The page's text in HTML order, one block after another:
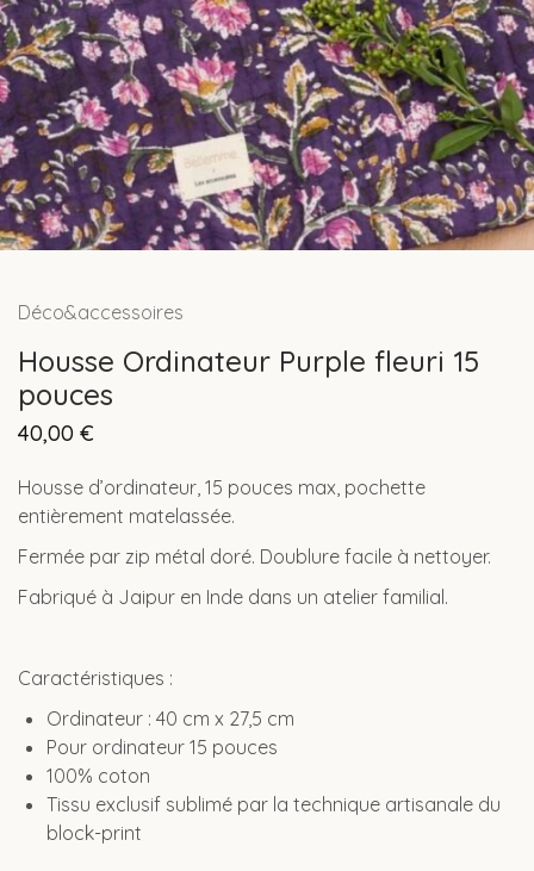
Déco&accessoires
Housse Ordinateur Purple fleuri 15
pouces
40,00 €
Housse d’ordinateur, 15 pouces max, pochette
entièrement matelassée.
Fermée par zip métal doré. Doublure facile à nettoyer.
Fabriqué à Jaipur en Inde dans un atelier familial.
Caractéristiques :
Ordinateur : 40 cm x 27,5 cm
Pour ordinateur 15 pouces
100% coton
Tissu exclusif sublimé par la technique artisanale du
block-print